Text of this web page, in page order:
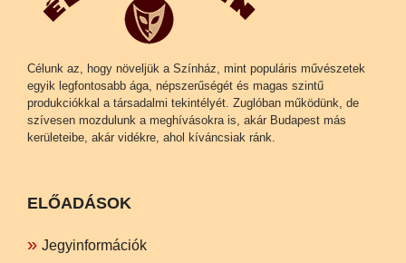
Célunk az, hogy növeljük a Színház, mint populáris művészetek
egyik legfontosabb ága, népszerűségét és magas szintű
produkciókkal a társadalmi tekintélyét. Zuglóban működünk, de
szívesen mozdulunk a meghívásokra is, akár Budapest más
kerületeibe, akár vidékre, ahol kíváncsiak ránk.
ELŐADÁSOK
Jegyinformációk